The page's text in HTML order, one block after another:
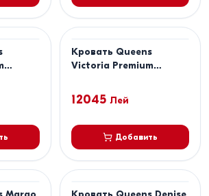
Кровать Queens
Victoria Premium
12045 Лей
Добавить